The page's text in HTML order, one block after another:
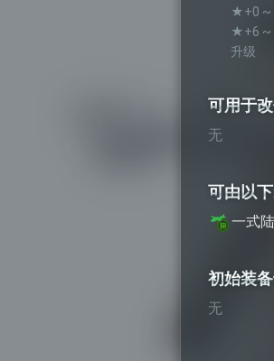
★+0 ~
★+6 ~
升级
可用于
无
可由以
一式
初始装
无